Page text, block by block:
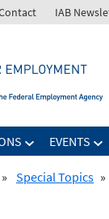
IAB
EVENTS
» Special Topics »